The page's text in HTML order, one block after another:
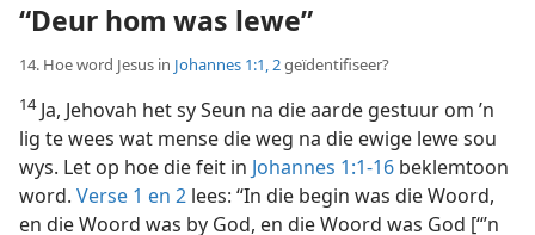
“Deur hom was lewe”
14. Hoe word Jesus in Johannes 1:1, 2geïdentifiseer?
14Ja, Jehovah het sy Seun na die aarde gestuur om ’n
lig te wees wat mense die weg na die ewige lewe sou
wys. Let op hoe die feit in Johannes 1:1-16 beklemtoon
word. Verse 1 en 2 lees: “In die begin was die Woord,
en die Woord was by God, en die Woord was God [“’n